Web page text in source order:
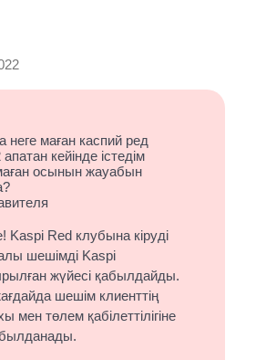
маған каспий ред
кейінде істедім
осынын жауабын
Kaspi Red клубына кіруді
шешімді Kaspi
жүйесі қабылдайды.
шешім клиенттің
мен төлем қабілеттілігіне